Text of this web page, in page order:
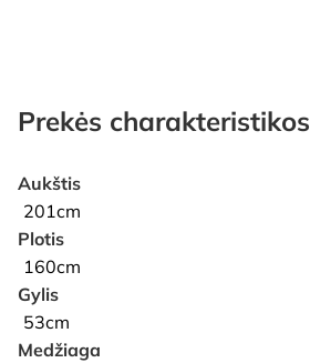
Prekės charakteristikos
Aukštis
201cm
Plotis
160cm
Gylis
53cm
Medžiaga